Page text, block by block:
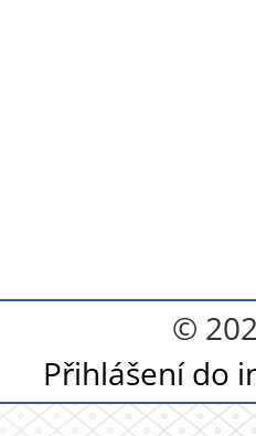
©
Přihlášení do